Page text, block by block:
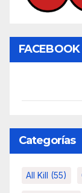
FACEBOOK
Categorías
All Kill (55)